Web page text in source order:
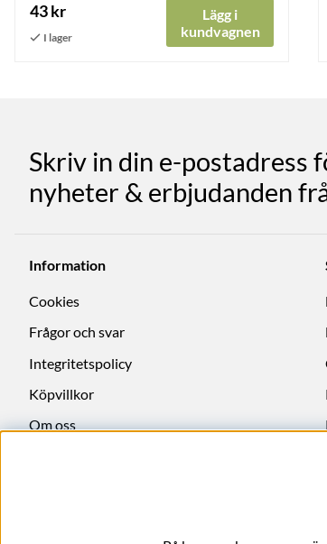
43 kr
Lägg i
kundvagnen
Skriv in din e-postadress
nyheter & erbjudanden
Information
Cookies
Frågor och svar
Integritetspolicy
Köpvillkor
Om oss